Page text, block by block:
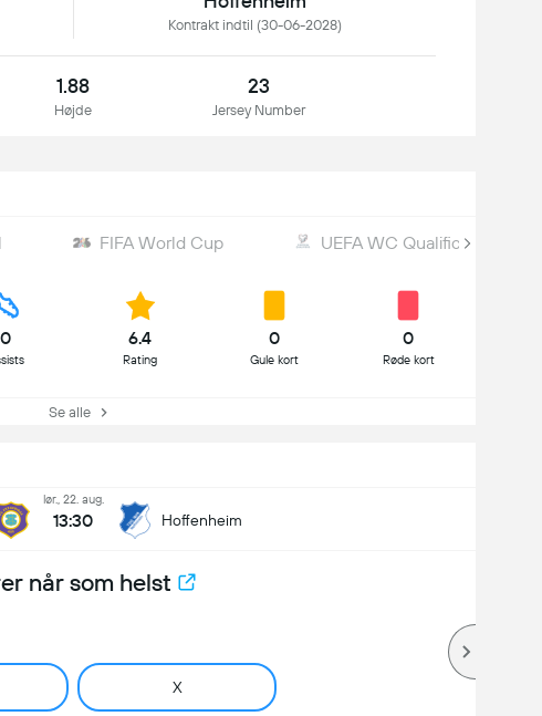
Kontrakt indtil (30-06-2028)
1.88
Højde
23
Jersey Number
FIFA World Cup UEFA WC Qualification
0 6.4
Rating
0
Gule kort
0
Røde kort
Se alle
lør., 22. aug.
13:30 Hoffenheim
når som helst
X